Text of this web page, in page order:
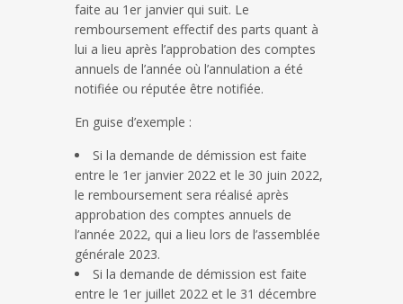
faite au 1er janvier qui suit. Le
remboursement effectif des parts quant à
lui a lieu après l’approbation des comptes
annuels de l’année où l’annulation a été
notifiée ou réputée être notifiée.
En guise d’exemple :
Si la demande de démission est faite
entre le 1er janvier 2022 et le 30 juin 2022,
le remboursement sera réalisé après
approbation des comptes annuels de
l’année 2022, qui a lieu lors de l’assemblée
générale 2023.
Si la demande de démission est faite
entre le 1er juillet 2022 et le 31 décembre